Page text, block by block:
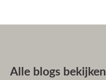
Alle blogs bekijken